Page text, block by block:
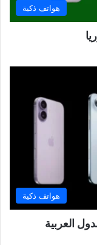
هواتف ذكية
هواتف ذكية